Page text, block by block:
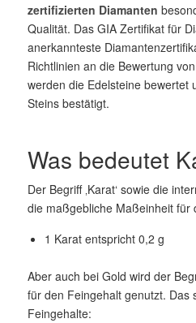
zertifizierten Diamanten
Qualität. Das GIA Zertifikat für
anerkannteste
Richtlinien an die Bewertung
werden die Edelsteine bewertet
Steins bestätigt.
Was bedeutet
Der Begriff ‚Karat‘ sowie die
die maßgebliche Maßeinheit für
1 Karat entspricht 0,2 g
Aber auch bei Gold wird der
für den Feingehalt genutzt. Das
Feingehalte: